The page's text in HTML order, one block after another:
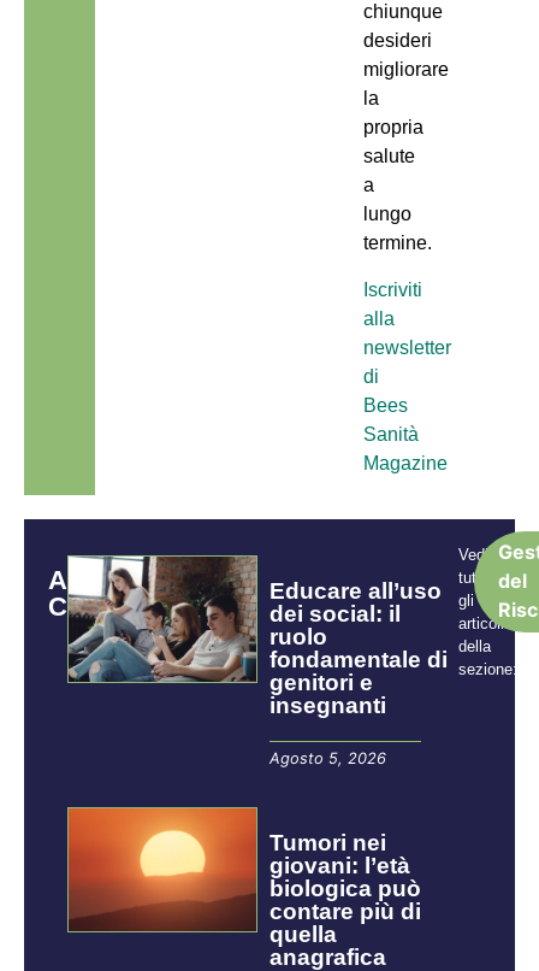
chiunque
desideri
migliorare
la
propria
salute
a
lungo
termine.
Iscriviti
alla
newsletter
di
Bees
Sanità
Magazine
ARTICOLI
CORRELATI
Educare all’uso
dei social: il
ruolo
fondamentale di
genitori e
insegnanti
Agosto 5, 2026
Tumori nei
giovani: l’età
biologica può
contare più di
quella
anagrafica
Vedi
tutti
gli
articoli
della
sezione:
del